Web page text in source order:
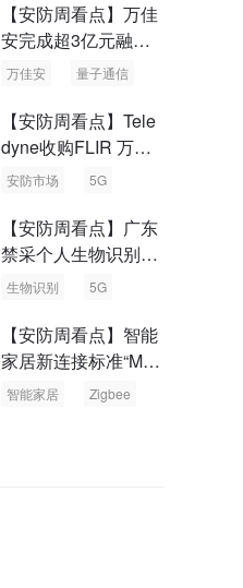
【安防周看点】万佳
安完成超3亿元融资
国内首批量子通信标
万佳安 量子通信
【安防周看点】Tele
dyne收购FLIR 万物
云新品牌“万御安防”
安防市场 5G
【安防周看点】广东
禁采个人生物识别信
息 中国5G基站占全
生物识别 5G
【安防周看点】智能
家居新连接标准“Matt
er” Zigbee联盟更名
智能家居 Zigbee